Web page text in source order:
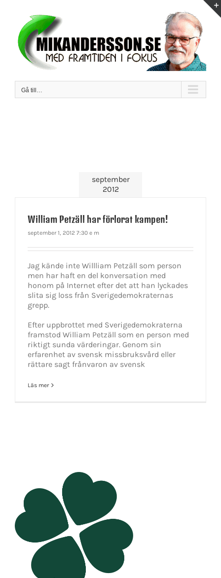
innehållet
Gå till…
september
2012
William Petzäll har förlorat kampen!
september 1, 2012 7:30 e m
Jag kände inte Willliam Petzäll som person
men har haft en del konversation med
honom på Internet efter det att han lyckades
slita sig loss från Sverigedemokraternas
grepp.
Efter uppbrottet med Sverigedemokraterna
framstod William Petzäll som en person med
riktigt sunda värderingar. Genom sin
erfarenhet av svensk missbruksvård eller
rättare sagt frånvaron av svensk
Läs mer